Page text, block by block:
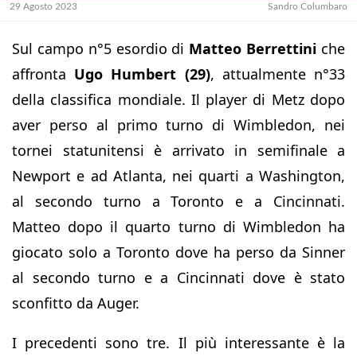
29 Agosto 2023 Sandro Columbaro
Sul campo n°5 esordio di Matteo Berrettini che
affronta Ugo Humbert (29), attualmente n°33
della classifica mondiale. Il player di Metz dopo
aver perso al primo turno di Wimbledon, nei
tornei statunitensi è arrivato in semifinale a
Newport e ad Atlanta, nei quarti a Washington,
al secondo turno a Toronto e a Cincinnati.
Matteo dopo il quarto turno di Wimbledon ha
giocato solo a Toronto dove ha perso da Sinner
al secondo turno e a Cincinnati dove è stato
sconfitto da Auger.
I precedenti sono tre. Il più interessante è la